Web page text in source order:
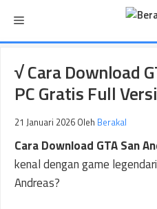
isi
Menu
√ Cara Download
PC Gratis Full
21 Januari 2026 Oleh Berakal
Cara Download GTA San
kenal dengan game
Andreas?